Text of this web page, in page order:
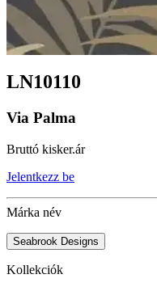
LN10110
Via Palma
Bruttó kisker.ár
Jelentkezz be
Márka név
Seabrook Designs
Kollekciók